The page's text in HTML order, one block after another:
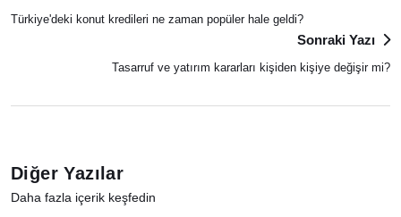
Türkiye'deki konut kredileri ne zaman popüler hale geldi?
Sonraki Yazı
Tasarruf ve yatırım kararları kişiden kişiye değişir mi?
Diğer Yazılar
Daha fazla içerik keşfedin